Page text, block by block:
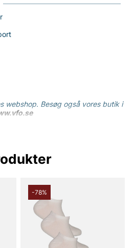
webshop. Besøg også vores butik i
-78%